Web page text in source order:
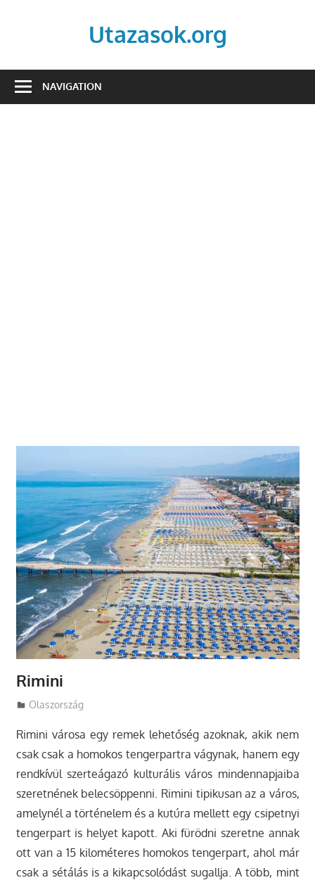
Utazasok.org
NAVIGATION
Rimini
Utazasok.org
Olaszország
Rimini városa egy remek lehetőség azoknak, akik nem
csak csak a homokos tengerpartra vágynak, hanem egy
rendkívül szerteágazó kulturális város mindennapjaiba
szeretnének belecsöppenni. Rimini tipikusan az a város,
amelynél a történelem és a kutúra mellett egy csipetnyi
tengerpart is helyet kapott. Aki fürödni szeretne annak
ott van a 15 kilométeres homokos tengerpart, ahol már
csak a sétálás is a kikapcsolódást sugallja. A több, mint